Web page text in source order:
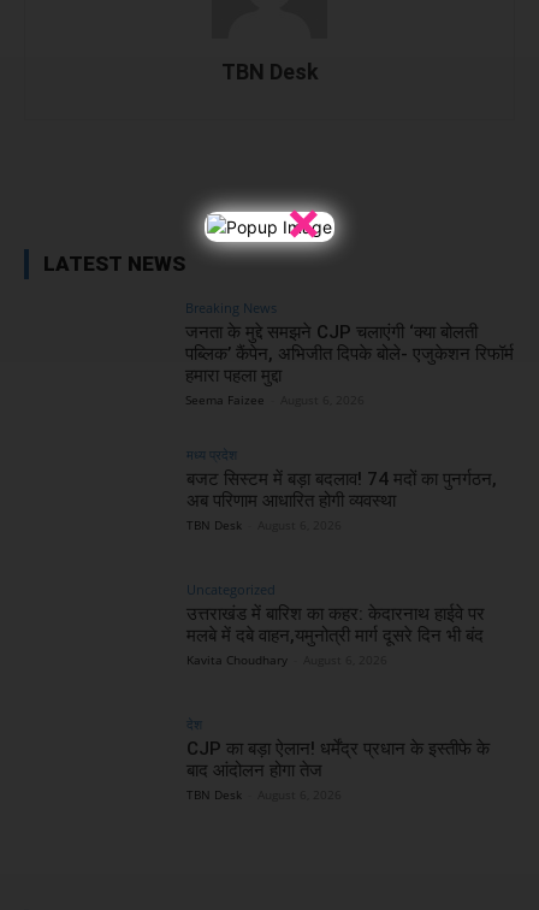
×
TBN Desk
LATEST NEWS
Breaking News
जनता के मुद्दे समझने CJP चलाएंगी ‘क्या बोलती
पब्लिक’ कैंपेन, अभिजीत दिपके बोले- एजुकेशन रिफॉर्म
हमारा पहला मुद्दा
Seema Faizee
मध्य प्रदेश
बजट सिस्टम में बड़ा बदलाव! 74 मदों का पुनर्गठन,
अब परिणाम आधारित होगी व्यवस्था
TBN Desk
Uncategorized
उत्तराखंड में बारिश का कहर: केदारनाथ हाईवे पर
मलबे में दबे वाहन,यमुनोत्री मार्ग दूसरे दिन भी बंद
Kavita Choudhary
देश
CJP का बड़ा ऐलान! धर्मेंद्र प्रधान के इस्तीफे के
बाद आंदोलन होगा तेज
TBN Desk